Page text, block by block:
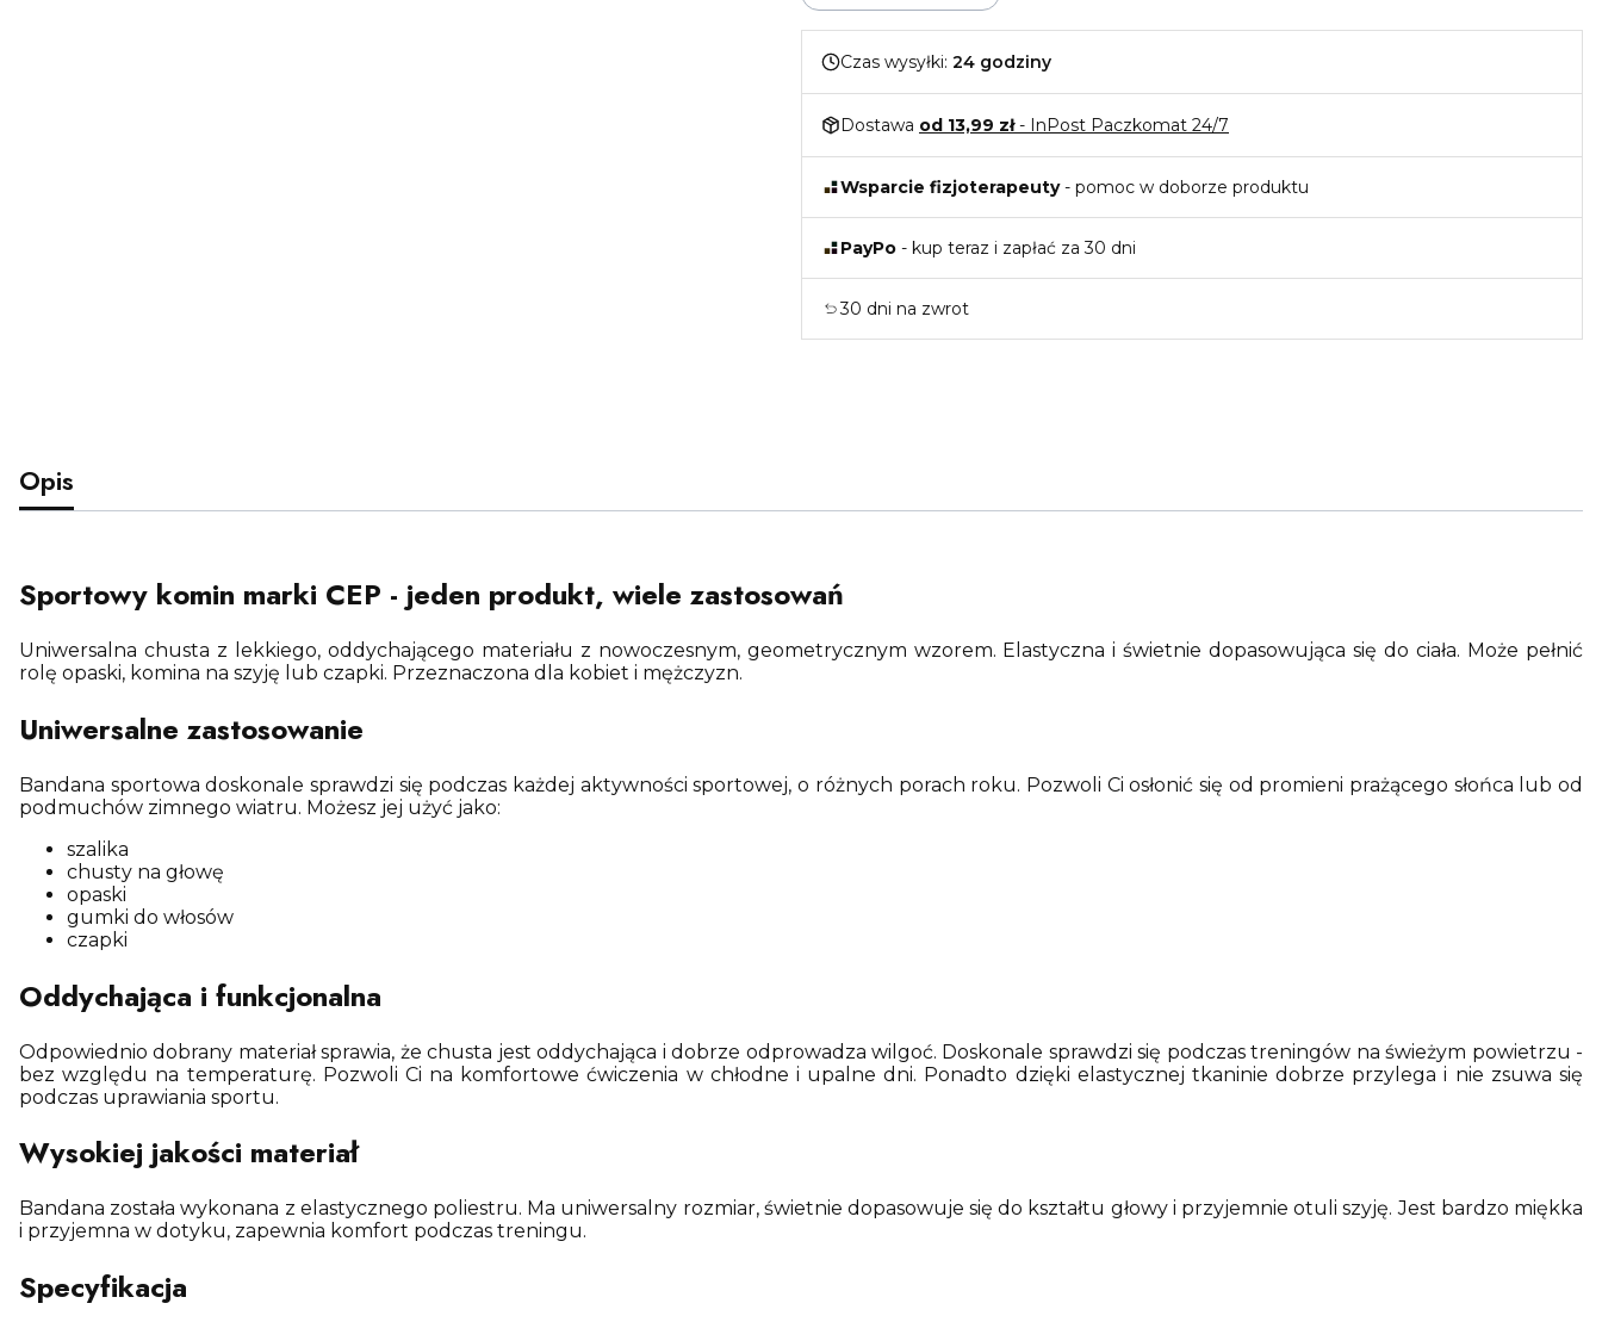
Czas wysyłki: 24 godziny
Dostawa od 13,99 zł- InPost Paczkomat 24/7
Wsparcie fizjoterapeuty- pomoc w doborze produktu
PayPo - kup teraz i zapłać za 30 dni
30 dni na zwrot
Opis
Sportowy komin marki CEP - jeden produkt, wiele zastosowań
Uniwersalna chusta z lekkiego, oddychającego materiału z nowoczesnym, geometrycznym wzorem. Elastyczna i świetnie dopasowująca się do ciała. Może pełnić
rolę opaski, komina na szyję lub czapki. Przeznaczona dla kobiet i mężczyzn.
Uniwersalne zastosowanie
Bandana sportowa doskonale sprawdzi się podczas każdej aktywności sportowej, o różnych porach roku. Pozwoli Ci osłonić się od promieni prażącego słońca lub od
podmuchów zimnego wiatru. Możesz jej użyć jako:
szalika
chusty na głowę
opaski
gumki do włosów
czapki
Oddychająca i funkcjonalna
Odpowiednio dobrany materiał sprawia, że chusta jest oddychająca i dobrze odprowadza wilgoć. Doskonale sprawdzi się podczas treningów na świeżym powietrzu -
bez względu na temperaturę. Pozwoli Ci na komfortowe ćwiczenia w chłodne i upalne dni. Ponadto dzięki elastycznej tkaninie dobrze przylega i nie zsuwa się
podczas uprawiania sportu.
Wysokiej jakości materiał
Bandana została wykonana z elastycznego poliestru. Ma uniwersalny rozmiar, świetnie dopasowuje się do kształtu głowy i przyjemnie otuli szyję. Jest bardzo miękka
i przyjemna w dotyku, zapewnia komfort podczas treningu.
Specyfikacja